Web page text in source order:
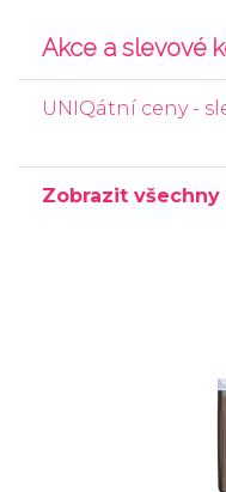
Akce a slevové
UNIQátní ceny -
Zobrazit všechny